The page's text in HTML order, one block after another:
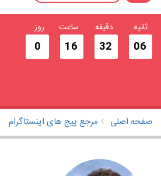
05
ثانیه
32
دقیقه
16
ساعت
0
روز
صفحه اصلی مرجع پیج های اینستاگرام